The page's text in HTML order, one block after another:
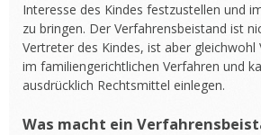
Interesse des Kindes festzustellen und
zu bringen. Der Verfahrensbeistand ist
Vertreter des Kindes, ist aber
im familiengerichtlichen Verfahren und
ausdrücklich Rechtsmittel einlegen.
Was macht ein